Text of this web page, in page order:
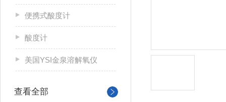
便携式酸度计
酸度计
美国YSI金泉溶解氧仪
查看全部